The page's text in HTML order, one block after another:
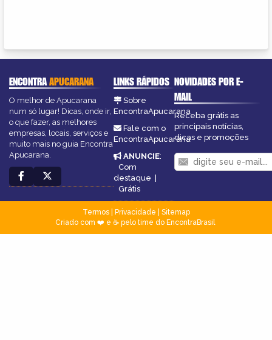
ENCONTRAAPUCARANA
O melhor de Apucarana
num só lugar! Dicas, onde ir,
o que fazer, as melhores
empresas, locais, serviços e
muito mais no guia Encontra
Apucarana.
LINKS RÁPIDOS
Sobre
EncontraApucarana
Fale com o
EncontraApucarana
ANUNCIE:
Com
destaque |
Grátis
NOVIDADES POR E-
MAIL
Receba grátis as
principais notícias,
dicas e promoções
Termos| Privacidade
Sitemap
Criado com ❤️ e ☕ pelo time do EncontraBrasil